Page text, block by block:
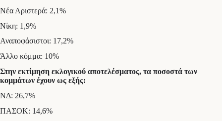
Νέα Αριστερά: 2,1%
Νίκη: 1,9%
Αναποφάσιστοι: 17,2%
Άλλο κόμμα: 10%
Στην εκτίμηση εκλογικού αποτελέσματος, τα ποσοστά των
κομμάτων έχουν ως εξής:
ΝΔ: 26,7%
ΠΑΣΟΚ: 14,6%